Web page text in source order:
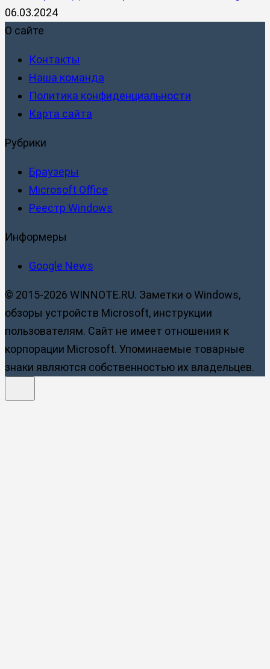
06.03.2024
О сайте
Контакты
Наша команда
Политика конфиденциальности
Карта сайта
Рубрики
Браузеры
Microsoft Office
Реестр Windows
Информеры
Google News
© 2015-2026 WINNOTE.RU. Заметки о Windows,
обзоры устройств Microsoft, инструкции
пользователям. Сайт не имеет отношения к
корпорации Microsoft. Упоминаемые товарные
знаки являются собственностью их владельцев.